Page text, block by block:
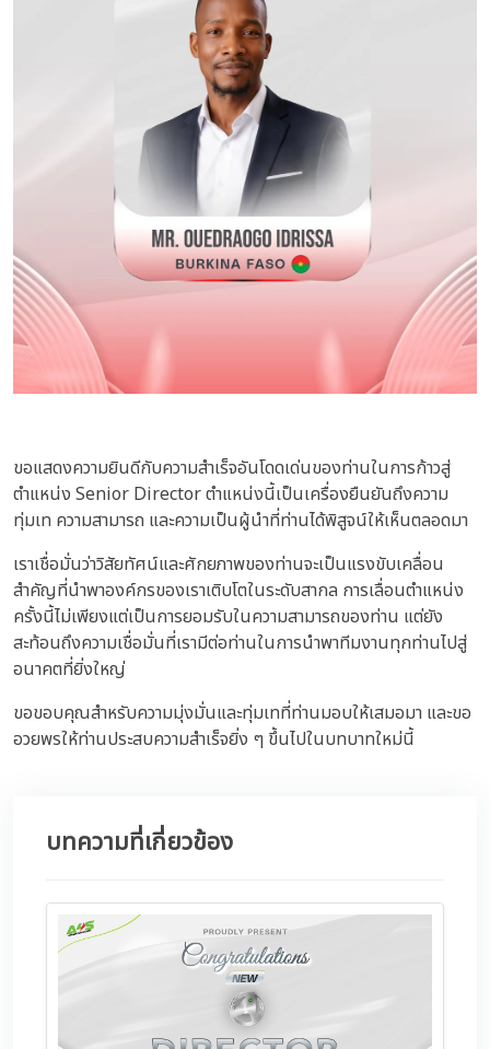
ขอแสดงความยินดีกับความสำเร็จอันโดดเด่นของท่านในการก้าวสู่
ตำแหน่ง Senior Director ตำแหน่งนี้เป็นเครื่องยืนยันถึงความ
ทุ่มเท ความสามารถ และความเป็นผู้นำที่ท่านได้พิสูจน์ให้เห็นตลอดมา
เราเชื่อมั่นว่าวิสัยทัศน์และศักยภาพของท่านจะเป็นแรงขับเคลื่อน
สำคัญที่นำพาองค์กรของเราเติบโตในระดับสากล การเลื่อนตำแหน่ง
ครั้งนี้ไม่เพียงแต่เป็นการยอมรับในความสามารถของท่าน แต่ยัง
สะท้อนถึงความเชื่อมั่นที่เรามีต่อท่านในการนำพาทีมงานทุกท่านไปสู่
อนาคตที่ยิ่งใหญ่
ขอขอบคุณสำหรับความมุ่งมั่นและทุ่มเทที่ท่านมอบให้เสมอมา และขอ
อวยพรให้ท่านประสบความสำเร็จยิ่ง ๆ ขึ้นไปในบทบาทใหม่นี้
บทความที่เกี่ยวข้อง